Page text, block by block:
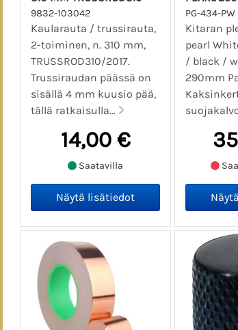
9832-103042
Kaularauta / trussirauta,
2-toiminen, n. 310 mm,
TRUSSROD310/2017.
Trussiraudan päässä on
sisällä 4 mm kuusio pää,
tällä ratkaisulla...
14,00 €
Saatavilla
PG-434-PW
Kitaran
pearl
/ black /
290mm